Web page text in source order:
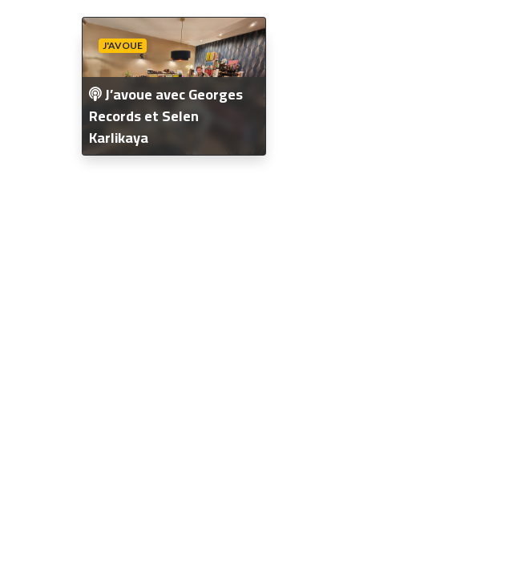
J'AVOUE
J’avoue avec Georges
Records et Selen
Karlikaya